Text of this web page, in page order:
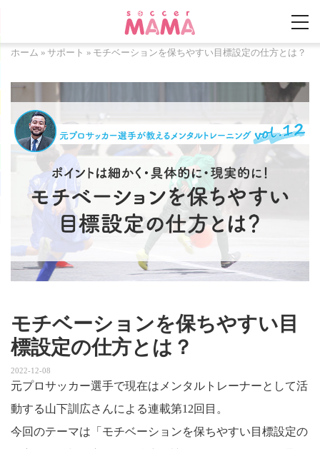
ホーム » サポート » モチベーションを保ちやすい目標設定の仕方とは？
モチベーションを保ちやすい目
標設定の仕方とは？
2022-12-08
元プロサッカー選手で現在はメンタルトレーナーとして活
動する山下訓広さんによる連載第12回目。
今回のテーマは「モチベーションを保ちやすい目標設定の